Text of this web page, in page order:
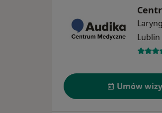
Lublin
Umów